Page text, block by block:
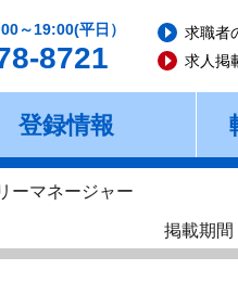
～19:00(平日）
8721
求職者
求人掲
登録情報
ーマネージャー
掲載期